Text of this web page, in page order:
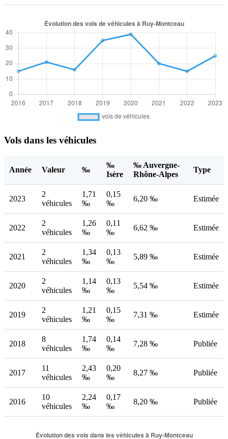
Vols dans les véhicules
Année Valeur ‰
‰
Isère
‰ Auvergne-
Rhône-Alpes
Type
2023
2
véhicules
1,71
‰
0,15
‰
6,20 ‰ Estimée
2022
2
véhicules
1,26
‰
0,11
‰
6,62 ‰ Estimée
2021
2
véhicules
1,34
‰
0,13
‰
5,89 ‰ Estimée
2020
2
véhicules
1,14
‰
0,13
‰
5,54 ‰ Estimée
2019
2
véhicules
1,21
‰
0,15
‰
7,31 ‰ Estimée
2018
8
véhicules
1,74
‰
0,14
‰
7,28 ‰ Publiée
2017
11
véhicules
2,43
‰
0,20
‰
8,27 ‰ Publiée
2016
10
véhicules
2,24
‰
0,17
‰
8,20 ‰ Publiée